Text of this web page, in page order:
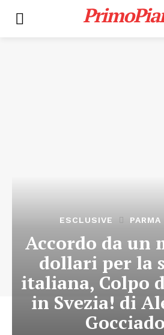
ESCLUSIVE PARMA
Accordo da un
dollari per la
italiana, Colpo
in Svezia! di